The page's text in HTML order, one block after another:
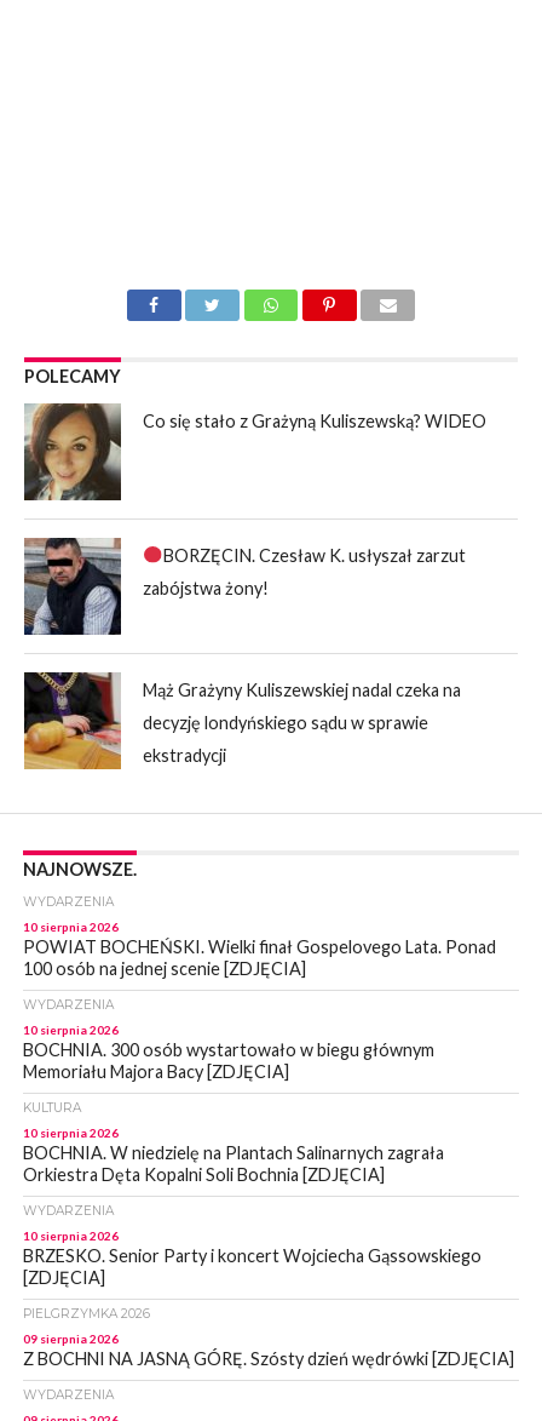
POLECAMY
Co się stało z Grażyną Kuliszewską? WIDEO
BORZĘCIN. Czesław K. usłyszał zarzut
zabójstwa żony!
Mąż Grażyny Kuliszewskiej nadal czeka na
decyzję londyńskiego sądu w sprawie
ekstradycji
NAJNOWSZE.
WYDARZENIA
10 sierpnia 2026
POWIAT BOCHEŃSKI. Wielki finał Gospelovego Lata. Ponad
100 osób na jednej scenie [ZDJĘCIA]
WYDARZENIA
10 sierpnia 2026
BOCHNIA. 300 osób wystartowało w biegu głównym
Memoriału Majora Bacy [ZDJĘCIA]
KULTURA
10 sierpnia 2026
BOCHNIA. W niedzielę na Plantach Salinarnych zagrała
Orkiestra Dęta Kopalni Soli Bochnia [ZDJĘCIA]
WYDARZENIA
10 sierpnia 2026
BRZESKO. Senior Party i koncert Wojciecha Gąssowskiego
[ZDJĘCIA]
PIELGRZYMKA 2026
09 sierpnia 2026
Z BOCHNI NA JASNĄ GÓRĘ. Szósty dzień wędrówki [ZDJĘCIA]
WYDARZENIA